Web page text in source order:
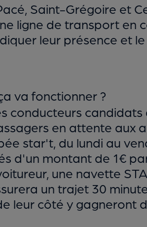
Saint-Grégoire et
ligne de transport en
leur présence et
va fonctionner ?
conducteurs
en attente aux
star't, du lundi au
d'un montant de 1€
une navette
un trajet 30
leur côté y gagneront